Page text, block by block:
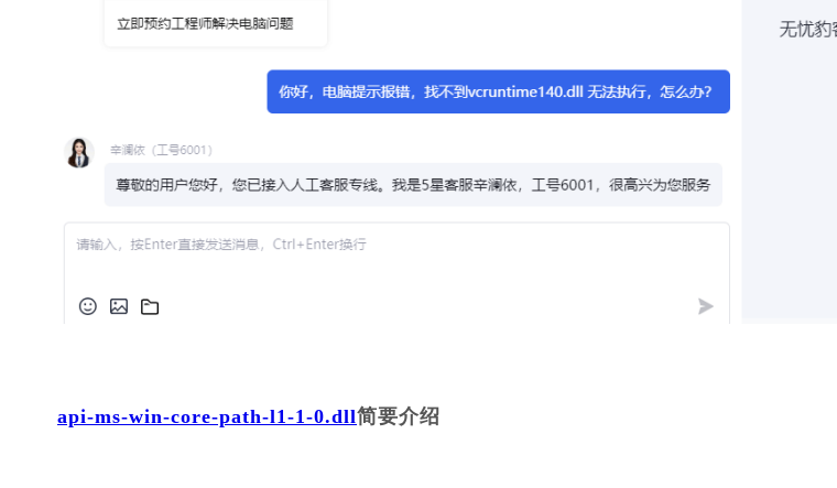
api-ms-win-core-path-l1-1-0.dll简要介绍